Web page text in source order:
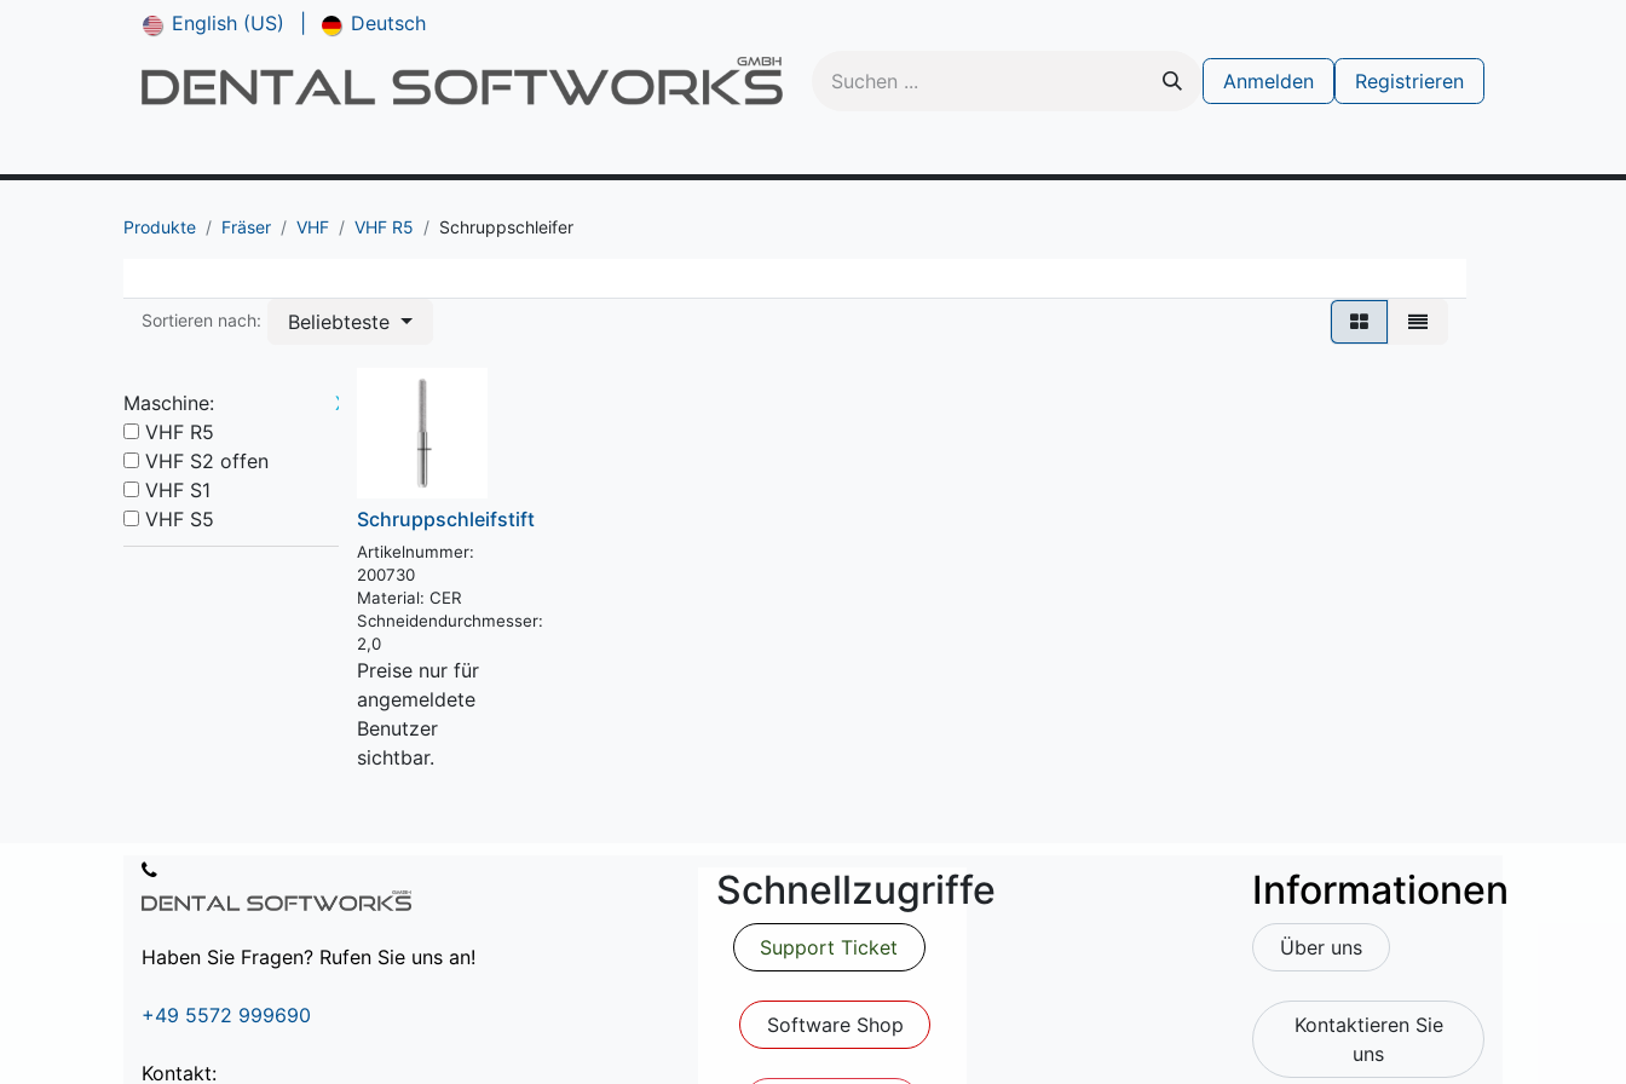
English (US) Deutsch
Anmelden Registrieren
Produkte Fräser VHF VHF R5 Schruppschleifer
Sortieren nach: Beliebteste
Maschine:
X
VHF R5
VHF S2 offen
VHF S1
VHF S5
Schruppschleifstift
Artikelnummer:
200730
Material: CER
Schneidendurchmesser:
2,0
Preise nur für
angemeldete
Benutzer
sichtbar.
Haben Sie Fragen? Rufen Sie uns an!
+49 5572 999690
Kontakt:
Schnellzugriffe
Support Ticket
Software Shop
Informationen
Über uns
Kontaktieren Sie
uns